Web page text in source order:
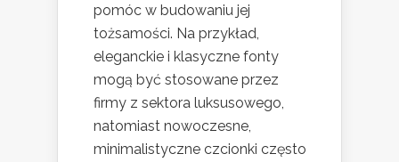
pomóc w budowaniu jej
tożsamości. Na przykład,
eleganckie i klasyczne fonty
mogą być stosowane przez
firmy z sektora luksusowego,
natomiast nowoczesne,
minimalistyczne czcionki często